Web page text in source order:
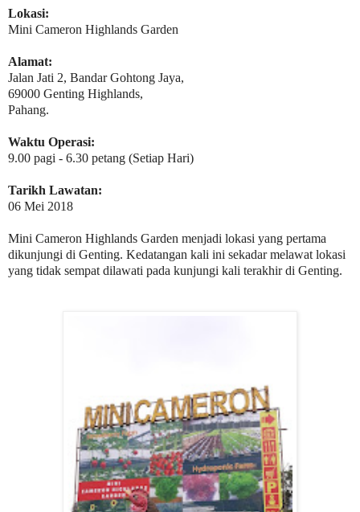
Lokasi:
Mini Cameron Highlands Garden
Alamat:
Jalan Jati 2, Bandar Gohtong Jaya,
69000 Genting Highlands,
Pahang.
Waktu Operasi:
9.00 pagi - 6.30 petang (Setiap Hari)
Tarikh Lawatan:
06 Mei 2018
Mini Cameron Highlands Garden menjadi lokasi yang pertama
dikunjungi di Genting. Kedatangan kali ini sekadar melawat lokasi
yang tidak sempat dilawati pada kunjungi kali terakhir di Genting.